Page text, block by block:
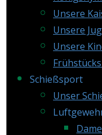
Unsere
Unsere
Unsere
Schießsport
Unser